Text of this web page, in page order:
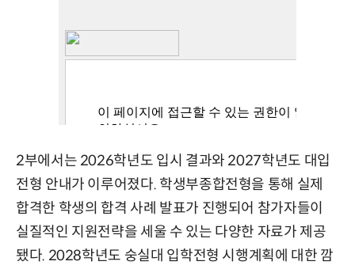
2부에서는 2026학년도 입시 결과와 2027학년도 대입
전형 안내가 이루어졌다. 학생부종합전형을 통해 실제
합격한 학생의 합격 사례 발표가 진행되어 참가자들이
실질적인 지원전략을 세울 수 있는 다양한 자료가 제공
됐다. 2028학년도 숭실대 입학전형 시행계획에 대한 깜